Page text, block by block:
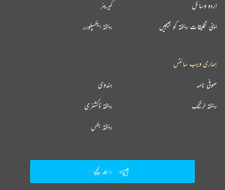
اردو وسائل
اپنی تخلیقات ریختہ کو بھیجیں
کیریئر
ریختہ ایکسپلورر
ہماری ویب سائٹس
ہندوی صوفی نامہ
ریختہ ڈکشنری ریختہ لرننگ
ریختہ بکس
رابطہ کیجیے